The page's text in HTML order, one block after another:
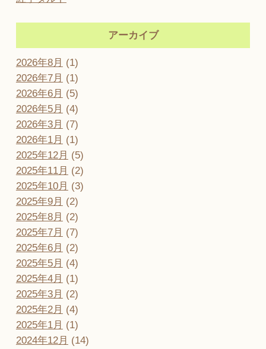
アーカイブ
2026年8月 (1)
2026年7月 (1)
2026年6月 (5)
2026年5月 (4)
2026年3月 (7)
2026年1月 (1)
2025年12月 (5)
2025年11月 (2)
2025年10月 (3)
2025年9月 (2)
2025年8月 (2)
2025年7月 (7)
2025年6月 (2)
2025年5月 (4)
2025年4月 (1)
2025年3月 (2)
2025年2月 (4)
2025年1月 (1)
2024年12月 (14)